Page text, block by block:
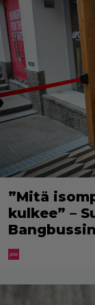
”Mitä
kulkee” –